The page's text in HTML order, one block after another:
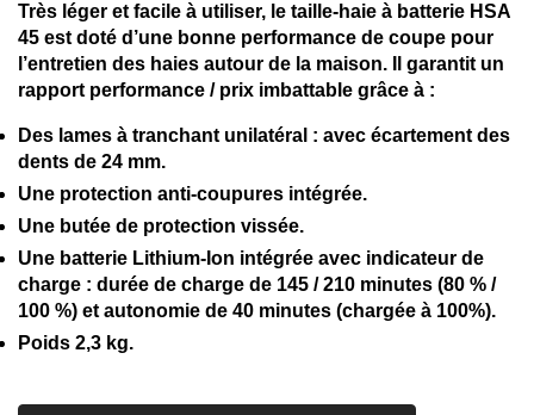
Très léger et facile à utiliser, le taille-haie à batterie HSA
45 est doté d’une bonne performance de coupe pour
l’entretien des haies autour de la maison. Il garantit un
rapport performance / prix imbattable grâce à :
Des lames à tranchant unilatéral : avec écartement des
dents de 24 mm.
Une protection anti-coupures intégrée.
Une butée de protection vissée.
Une batterie Lithium-Ion intégrée avec indicateur de
charge : durée de charge de 145 / 210 minutes (80 % /
100 %) et autonomie de 40 minutes (chargée à 100%).
Poids 2,3 kg.